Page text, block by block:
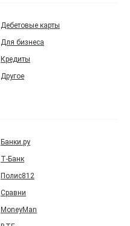
Дебетовые карты
Для бизнеса
Кредиты
Другое
Банки.ру
Т‑Банк
Полис812
Сравни
MoneyMan